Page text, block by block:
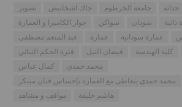
تصوير
جاك اشخانيص جامعة الخرطوم
حداثة
حوار الكاميرا و العمارة
سواكن سودان
عبد المنعم مصطفى
عمارة عمارة سودانية
فترة الحكم الثنائي
فيضان النيل كلية الهندسة
كمال عباس
محمد حمدي
محمد حمدي يتعاطى مع العمارة بإحساس فنان مبتكر
مواقف و مشاهد
هاشم خليفة